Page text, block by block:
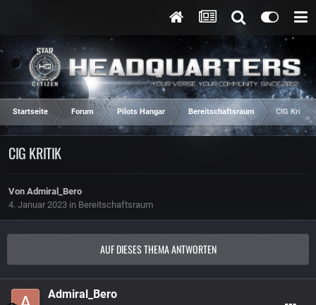
Startseite Forum Pilots Hangar Bereitschaftsraum CIG Kritik
CIG KRITIK
Von Admiral_Bero
4. Januar 2023 in Bereitschaftsraum
AUF DIESES THEMA ANTWORTEN
Admiral_Bero